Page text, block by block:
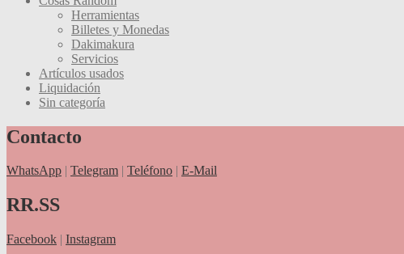
Herramientas
Billetes y Monedas
Dakimakura
Servicios
Artículos usados
Liquidación
Sin categoría
Contacto
WhatsApp | Telegram | Teléfono | E-Mail
RR.SS
Facebook | Instagram